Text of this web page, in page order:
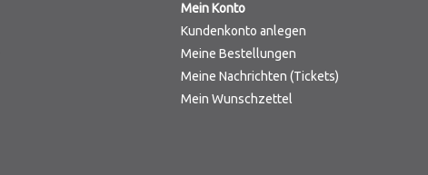
Mein Konto
Kundenkonto anlegen
Meine Bestellungen
Meine Nachrichten (Tickets)
Mein Wunschzettel